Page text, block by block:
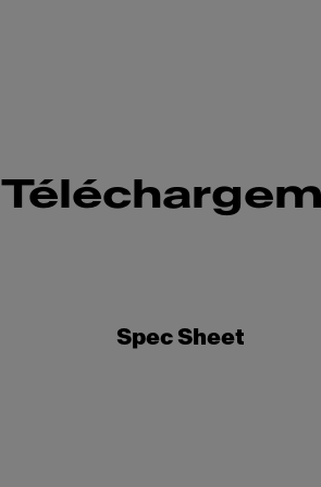
Spec Sheet